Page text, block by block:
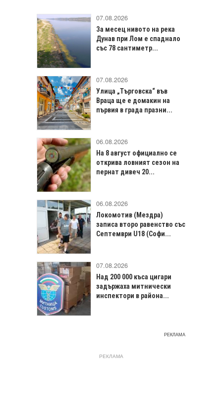
07.08.2026
За месец нивото на река
Дунав при Лом е спаднало
със 78 сантиметр...
07.08.2026
Улица „Търговска“ във
Враца щe е домакин на
първия в града празни...
06.08.2026
На 8 август официално се
открива ловният сезон на
пернат дивеч 20...
06.08.2026
Локомотив (Мездра)
записа второ равенство със
Септември U18 (Софи...
07.08.2026
Над 200 000 къса цигари
задържаха митнически
инспектори в района...
РЕКЛАМА
РЕКЛАМА